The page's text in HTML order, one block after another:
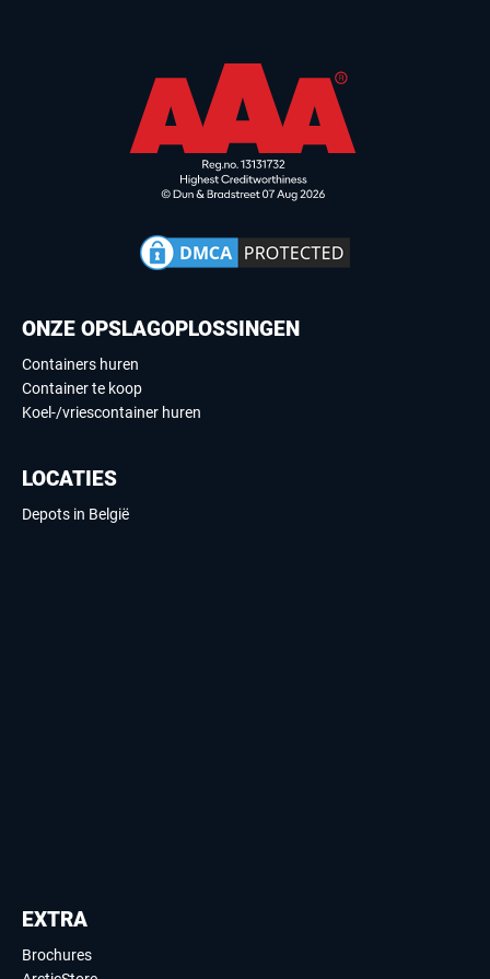
ONZE OPSLAGOPLOSSINGEN
Containers huren
Container te koop
Koel-/vriescontainer huren
LOCATIES
Depots in België
EXTRA
Brochures